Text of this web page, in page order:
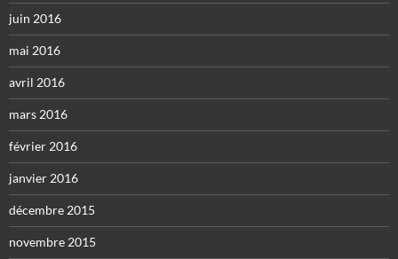
juin 2016
mai 2016
avril 2016
mars 2016
février 2016
janvier 2016
décembre 2015
novembre 2015